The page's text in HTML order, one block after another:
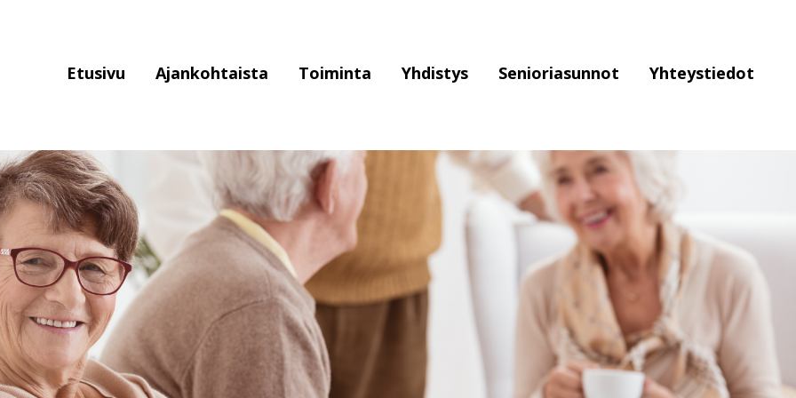
Etusivu Ajankohtaista Toiminta Yhdistys Senioriasunnot Yhteystiedot